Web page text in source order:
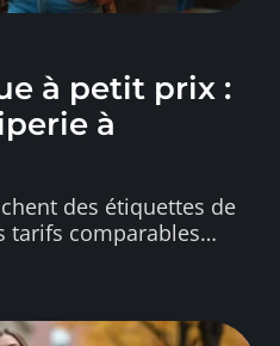
à petit prix :
à
des étiquettes de
tarifs comparables…